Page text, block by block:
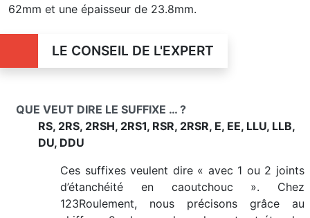
62mm et une épaisseur de 23.8mm.
LE CONSEIL DE L'EXPERT
QUE VEUT DIRE LE SUFFIXE … ?
RS, 2RS, 2RSH, 2RS1, RSR, 2RSR, E, EE, LLU, LLB,
DU, DDU
Ces suffixes veulent dire « avec 1 ou 2 joints
d’étanchéité en caoutchouc ». Chez
123Roulement, nous précisons grâce au